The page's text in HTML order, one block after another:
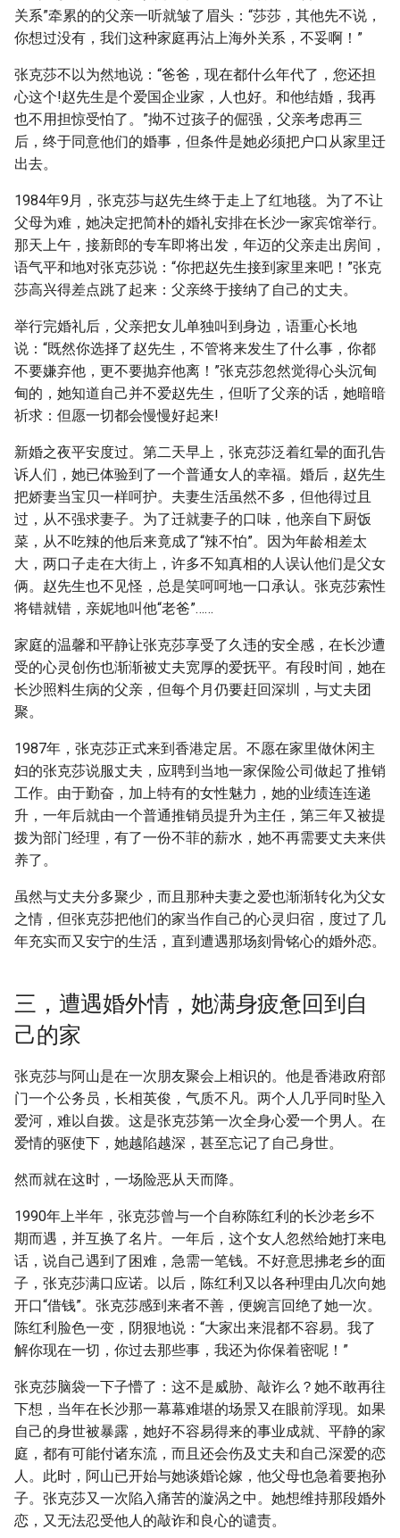
关系”牵累的的父亲一听就皱了眉头：“莎莎，其他先不说，
你想过没有，我们这种家庭再沾上海外关系，不妥啊！”
张克莎不以为然地说：“爸爸，现在都什么年代了，您还担
心这个!赵先生是个爱国企业家，人也好。和他结婚，我再
也不用担惊受怕了。”拗不过孩子的倔强，父亲考虑再三
后，终于同意他们的婚事，但条件是她必须把户口从家里迁
出去。
1984年9月，张克莎与赵先生终于走上了红地毯。为了不让
父母为难，她决定把简朴的婚礼安排在长沙一家宾馆举行。
那天上午，接新郎的专车即将出发，年迈的父亲走出房间，
语气平和地对张克莎说：“你把赵先生接到家里来吧！”张克
莎高兴得差点跳了起来：父亲终于接纳了自己的丈夫。
举行完婚礼后，父亲把女儿单独叫到身边，语重心长地
说：“既然你选择了赵先生，不管将来发生了什么事，你都
不要嫌弃他，更不要抛弃他离！”张克莎忽然觉得心头沉甸
甸的，她知道自己并不爱赵先生，但听了父亲的话，她暗暗
祈求：但愿一切都会慢慢好起来!
新婚之夜平安度过。第二天早上，张克莎泛着红晕的面孔告
诉人们，她已体验到了一个普通女人的幸福。婚后，赵先生
把娇妻当宝贝一样呵护。夫妻生活虽然不多，但他得过且
过，从不强求妻子。为了迁就妻子的口味，他亲自下厨饭
菜，从不吃辣的他后来竟成了“辣不怕”。因为年龄相差太
大，两口子走在大街上，许多不知真相的人误认他们是父女
俩。赵先生也不见怪，总是笑呵呵地一口承认。张克莎索性
将错就错，亲妮地叫他“老爸”……
家庭的温馨和平静让张克莎享受了久违的安全感，在长沙遭
受的心灵创伤也渐渐被丈夫宽厚的爱抚平。有段时间，她在
长沙照料生病的父亲，但每个月仍要赶回深圳，与丈夫团
聚。
1987年，张克莎正式来到香港定居。不愿在家里做休闲主
妇的张克莎说服丈夫，应聘到当地一家保险公司做起了推销
工作。由于勤奋，加上特有的女性魅力，她的业绩连连递
升，一年后就由一个普通推销员提升为主任，第三年又被提
拨为部门经理，有了一份不菲的薪水，她不再需要丈夫来供
养了。
虽然与丈夫分多聚少，而且那种夫妻之爱也渐渐转化为父女
之情，但张克莎把他们的家当作自己的心灵归宿，度过了几
年充实而又安宁的生活，直到遭遇那场刻骨铭心的婚外恋。
三，遭遇婚外情，她满身疲惫回到自
己的家
张克莎与阿山是在一次朋友聚会上相识的。他是香港政府部
门一个公务员，长相英俊，气质不凡。两个人几乎同时坠入
爱河，难以自拨。这是张克莎第一次全身心爱一个男人。在
爱情的驱使下，她越陷越深，甚至忘记了自己身世。
然而就在这时，一场险恶从天而降。
1990年上半年，张克莎曾与一个自称陈红利的长沙老乡不
期而遇，并互换了名片。一年后，这个女人忽然给她打来电
话，说自己遇到了困难，急需一笔钱。不好意思拂老乡的面
子，张克莎满口应诺。以后，陈红利又以各种理由几次向她
开口“借钱”。张克莎感到来者不善，便婉言回绝了她一次。
陈红利脸色一变，阴狠地说：“大家出来混都不容易。我了
解你现在一切，你过去那些事，我还为你保着密呢！”
张克莎脑袋一下子懵了：这不是威胁、敲诈么？她不敢再往
下想，当年在长沙那一幕幕难堪的场景又在眼前浮现。如果
自己的身世被暴露，她好不容易得来的事业成就、平静的家
庭，都有可能付诸东流，而且还会伤及丈夫和自己深爱的恋
人。此时，阿山已开始与她谈婚论嫁，他父母也急着要抱孙
子。张克莎又一次陷入痛苦的漩涡之中。她想维持那段婚外
恋，又无法忍受他人的敲诈和良心的谴责。